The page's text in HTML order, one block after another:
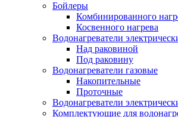
Бойлеры
Комбинированного
Косвенного нагрева
Водонагреватели
Над раковиной
Под раковину
Водонагреватели газовые
Накопительные
Проточные
Водонагреватели
Комплектующие для